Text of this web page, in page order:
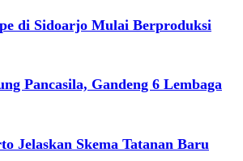
di Sidoarjo Mulai Berproduksi
Pancasila, Gandeng 6 Lembaga
Jelaskan Skema Tatanan Baru